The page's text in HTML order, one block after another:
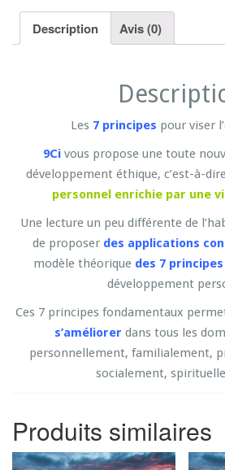
Description Avis (0)
Les 7 principes pour viser
9Ci vous propose une toute
développement éthique, c’est-à-
personnel enrichie par une
Une lecture un peu différente de
de proposer des applications
modèle théorique des 7
développement
Ces 7 principes fondamentaux
s’améliorer dans tous les
personnellement, familialement,
socialement,
Produits similaires